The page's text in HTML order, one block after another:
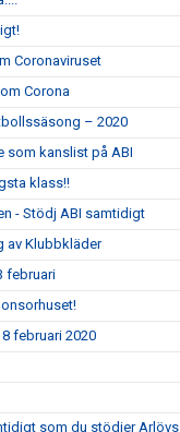
Coronaviruset
Corona
– 2020
som kanslist på ABI
klass!!
- Stödj ABI samtidigt
av Klubbkläder
februari
februari 2020
som du stödjer Arlövs